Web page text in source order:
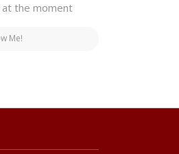
at the moment
Me!